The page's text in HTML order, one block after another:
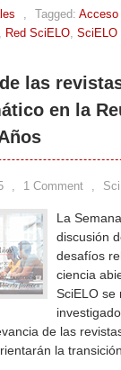
, Tagged: Acceso
, Red SciELO, SciELO
las
en la
, 1 Comment ,
La
discusión
desafíos
ciencia
SciELO se
de las
la